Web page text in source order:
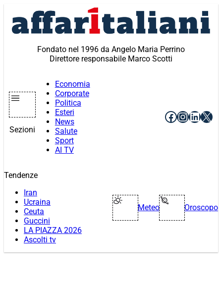
contenuto
Fondato nel 1996 da Angelo Maria Perrino
Direttore responsabile Marco Scotti
Sezioni
Economia
Corporate
Politica
Esteri
News
Salute
Sport
AI TV
Facebook
X
Tendenze
Iran
Ucraina
Ceuta
Guccini
LA PIAZZA 2026
Ascolti tv
Meteo Oroscopo